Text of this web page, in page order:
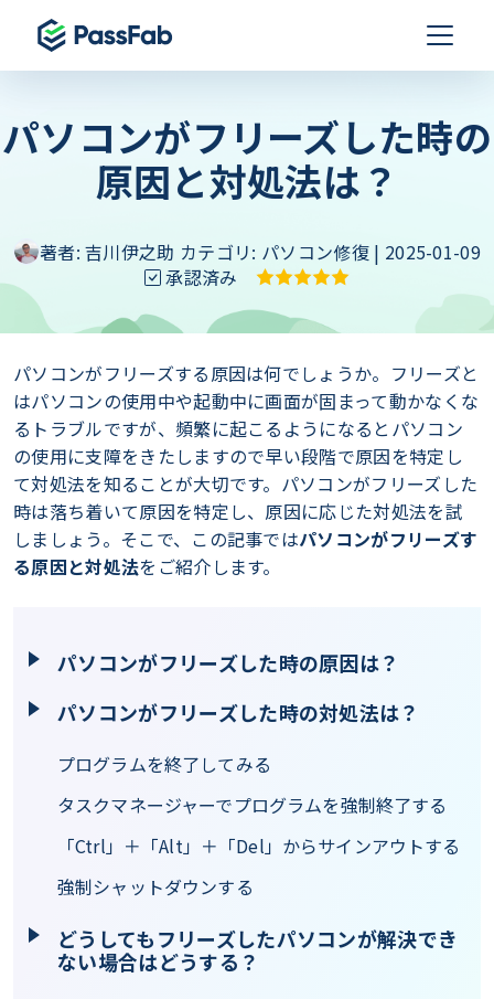
パソコンがフリーズした時の
原因と対処法は？
著者:吉川伊之助 カテゴリ: パソコン修復| 2025-01-09
承認済み
パソコンがフリーズする原因は何でしょうか。フリーズと
はパソコンの使用中や起動中に画面が固まって動かなくな
るトラブルですが、頻繁に起こるようになるとパソコン
の使用に支障をきたしますので早い段階で原因を特定し
て対処法を知ることが大切です。パソコンがフリーズした
時は落ち着いて原因を特定し、原因に応じた対処法を試
しましょう。そこで、この記事ではパソコンがフリーズす
る原因と対処法をご紹介します。
パソコンがフリーズした時の原因は？
パソコンがフリーズした時の対処法は？
プログラムを終了してみる
タスクマネージャーでプログラムを強制終了する
「Ctrl」＋「Alt」＋「Del」からサインアウトする
強制シャットダウンする
どうしてもフリーズしたパソコンが解決でき
ない場合はどうする？